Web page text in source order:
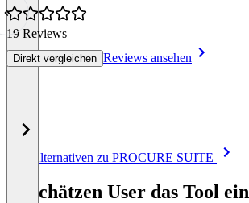
19 Reviews
Direkt vergleichen Reviews ansehen
Alle Alternativen zu PROCURE SUITE
So schätzen User das Tool ein